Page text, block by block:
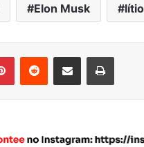
Elon Musk lítio